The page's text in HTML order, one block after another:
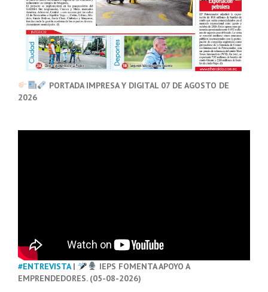
PORTADA IMPRESA Y DIGITAL 07 DE AGOSTO DE
2026
#ENTREVISTA|
IEPS FOMENTA APOYO A
EMPRENDEDORES. (05-08-2026)